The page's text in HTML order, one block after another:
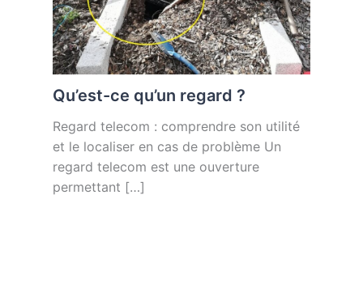
Qu’est-ce qu’un regard ?
Regard telecom : comprendre son utilité
et le localiser en cas de problème Un
regard telecom est une ouverture
permettant […]